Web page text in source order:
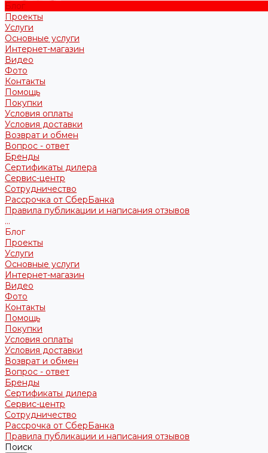
Блог
Проекты
Услуги
Основные услуги
Интернет-магазин
Видео
Фото
Контакты
Помощь
Покупки
Условия оплаты
Условия доставки
Возврат и обмен
Вопрос - ответ
Бренды
Сертификаты дилера
Сервис-центр
Сотрудничество
Рассрочка от СберБанка
Правила публикации и написания отзывов
...
Блог
Проекты
Услуги
Основные услуги
Интернет-магазин
Видео
Фото
Контакты
Помощь
Покупки
Условия оплаты
Условия доставки
Возврат и обмен
Вопрос - ответ
Бренды
Сертификаты дилера
Сервис-центр
Сотрудничество
Рассрочка от СберБанка
Правила публикации и написания отзывов
Поиск